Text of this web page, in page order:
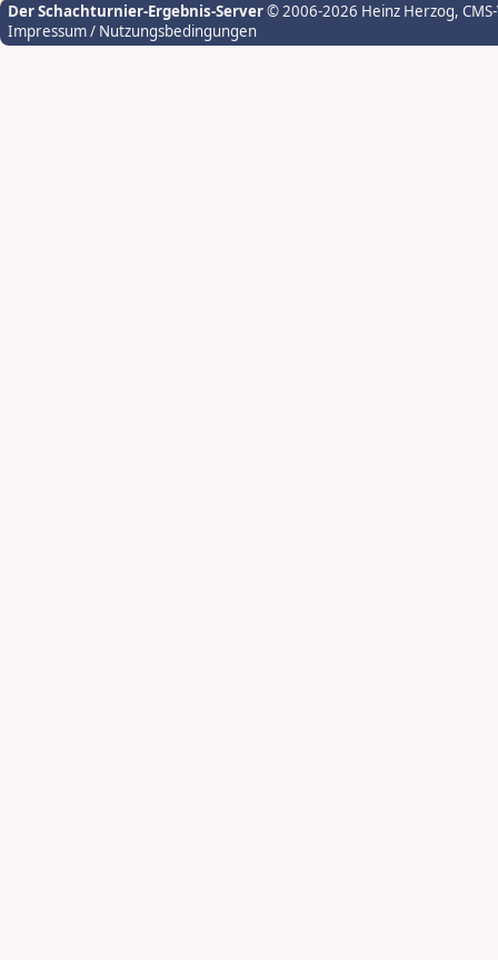
Der Schachturnier-Ergebnis-Server© 2006-2026 Heinz Herzog,
Impressum / Nutzungsbedingungen